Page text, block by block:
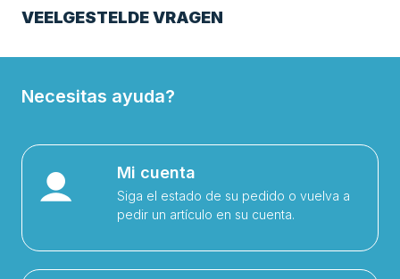
VEELGESTELDE VRAGEN
Necesitas ayuda?
Mi cuenta
Siga el estado de su pedido o vuelva a
pedir un artículo en su cuenta.